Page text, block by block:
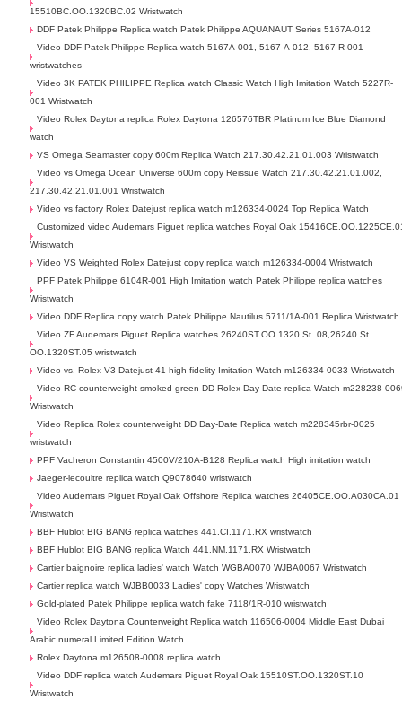
15510BC.OO.1320BC.02 Wristwatch
DDF Patek Philippe Replica watch Patek Philippe AQUANAUT Series 5167A-012
Video DDF Patek Philippe Replica watch 5167A-001, 5167-A-012, 5167-R-001
wristwatches
Video 3K PATEK PHILIPPE Replica watch Classic Watch High Imitation Watch 5227R-
001 Wristwatch
Video Rolex Daytona replica Rolex Daytona 126576TBR Platinum Ice Blue Diamond
watch
VS Omega Seamaster copy 600m Replica Watch 217.30.42.21.01.003 Wristwatch
Video vs Omega Ocean Universe 600m copy Reissue Watch 217.30.42.21.01.002,
217.30.42.21.01.001 Wristwatch
Video vs factory Rolex Datejust replica watch m126334-0024 Top Replica Watch
Customized video Audemars Piguet replica watches Royal Oak
Wristwatch
Video VS Weighted Rolex Datejust copy replica watch m126334-0004 Wristwatch
PPF Patek Philippe 6104R-001 High Imitation watch Patek Philippe replica watches
Wristwatch
Video DDF Replica copy watch Patek Philippe Nautilus 5711/1A-001 Replica Wristwatch
Video ZF Audemars Piguet Replica watches 26240ST.OO.1320 St. 08,26240 St.
OO.1320ST.05 wristwatch
Video vs. Rolex V3 Datejust 41 high-fidelity Imitation Watch m126334-0033 Wristwatch
Video RC counterweight smoked green DD Rolex Day-Date replica Watch m228238-
Wristwatch
Video Replica Rolex counterweight DD Day-Date Replica watch m228345rbr-0025
wristwatch
PPF Vacheron Constantin 4500V/210A-B128 Replica watch High imitation watch
Jaeger-lecoultre replica watch Q9078640 wristwatch
Video Audemars Piguet Royal Oak Offshore Replica watches 26405CE.OO.A030CA.01
Wristwatch
BBF Hublot BIG BANG replica watches 441.CI.1171.RX wristwatch
BBF Hublot BIG BANG replica Watch 441.NM.1171.RX Wristwatch
Cartier baignoire replica ladies' watch Watch WGBA0070 WJBA0067 Wristwatch
Cartier replica watch WJBB0033 Ladies' copy Watches Wristwatch
Gold-plated Patek Philippe replica watch fake 7118/1R-010 wristwatch
Video Rolex Daytona Counterweight Replica watch 116506-0004 Middle East Dubai
Arabic numeral Limited Edition Watch
Rolex Daytona m126508-0008 replica watch
Video DDF replica watch Audemars Piguet Royal Oak 15510ST.OO.1320ST.10
Wristwatch